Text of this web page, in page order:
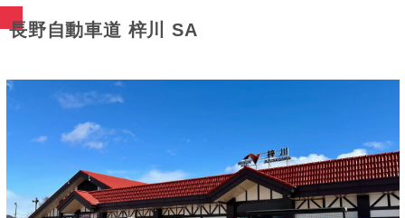
⻑野⾃動⾞道 梓川 SA